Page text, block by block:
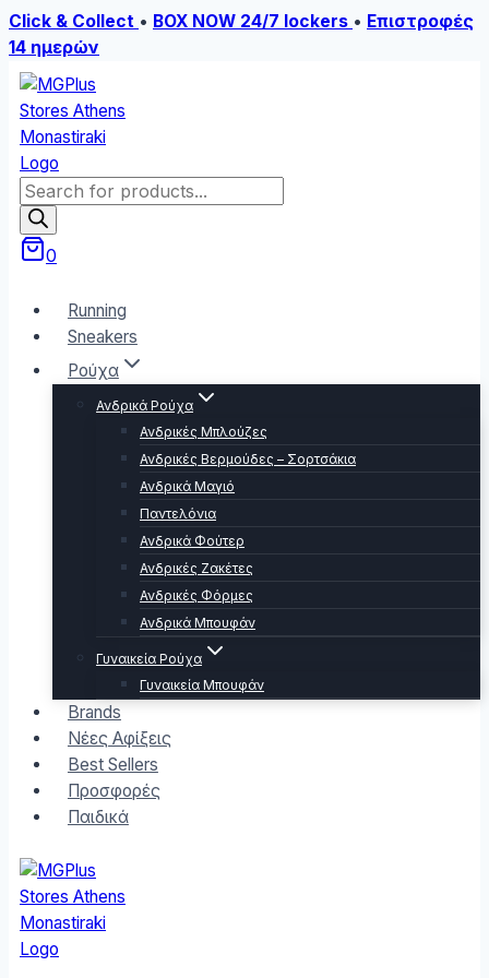
Click & Collect • BOX NOW 24/7 lockers • Επιστροφές
14 ημερών
Skip
to
content
Products
search
0
Running
Sneakers
Ρούχα
Ανδρικά Ρούχα
Ανδρικές Μπλούζες
Ανδρικές Βερμούδες – Σορτσάκια
Ανδρικά Μαγιό
Παντελόνια
Ανδρικά Φούτερ
Ανδρικές Ζακέτες
Ανδρικές Φόρμες
Ανδρικά Μπουφάν
Γυναικεία Ρούχα
Γυναικεία Μπουφάν
Brands
Νέες Αφίξεις
Best Sellers
Προσφορές
Παιδικά